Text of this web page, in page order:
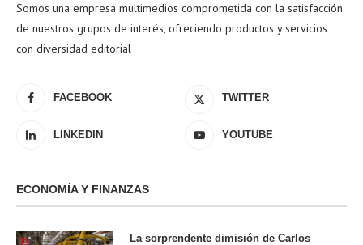
Somos una empresa multimedios comprometida con la satisfacción
de nuestros grupos de interés, ofreciendo productos y servicios
con diversidad editorial
FACEBOOK TWITTER
LINKEDIN YOUTUBE
ECONOMÍA Y FINANZAS
La sorprendente dimisión de Carlos